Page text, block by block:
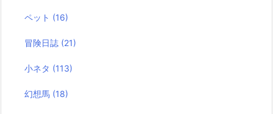
ペット (16)
冒険日誌 (21)
小ネタ (113)
幻想馬 (18)